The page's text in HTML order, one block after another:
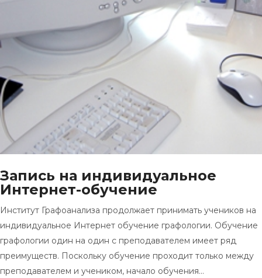
Запись на индивидуальное
Интернет-обучение
Институт Графоанализа продолжает принимать учеников на
индивидуальное Интернет обучение графологии. Обучение
графологии один на один с преподавателем имеет ряд
преимуществ. Поскольку обучение проходит только между
преподавателем и учеником, начало обучения…